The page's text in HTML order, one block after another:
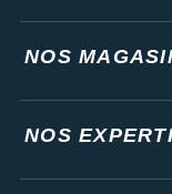
NOS
NOS